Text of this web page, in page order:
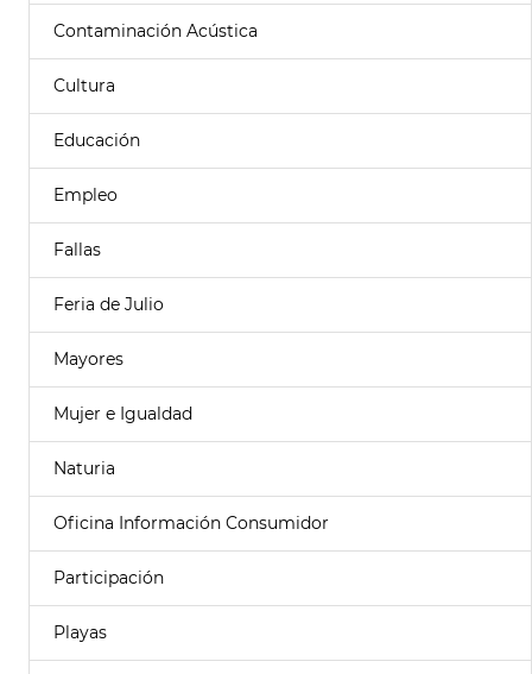
Contaminación Acústica
Cultura
Educación
Empleo
Fallas
Feria de Julio
Mayores
Mujer e Igualdad
Naturia
Oficina Información Consumidor
Participación
Playas